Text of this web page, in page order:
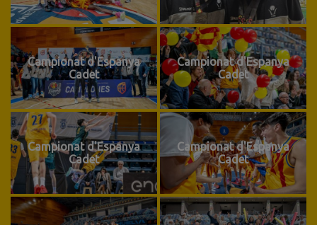
Campionat d'Espanya
Cadet
Campionat d'Espanya
Cadet
Campionat d'Espanya
Cadet
Campionat d'Espanya
Cadet